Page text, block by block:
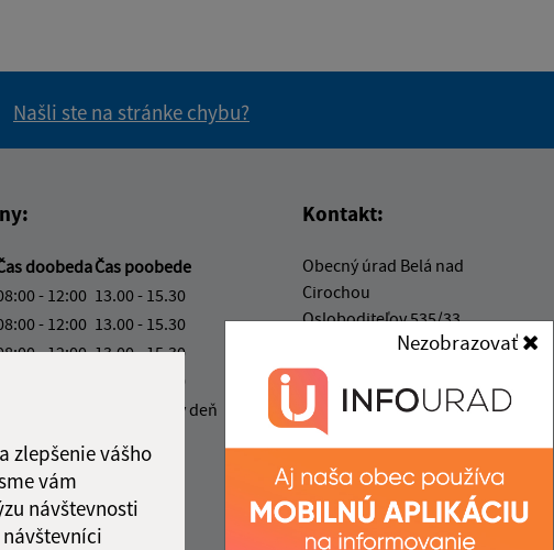
zlepšenie vášho
vám
návštevnosti
Nezobrazovať
Našli ste na stránke chybu?
doobedaČas poobede
- 12:00 13.00 - 15.30
- 12:00 13.00 - 15.30
- 12:00 13.00 - 15.30
13.00 - 15.30
nestránkový deň
12:00 - 13:00
Kontakt:
Obecný úrad Belá nad
Cirochou
Osloboditeľov 535/33
067 81 Belá nad Cirochou
info@belanadcirochou.sk
+421 577 683 126